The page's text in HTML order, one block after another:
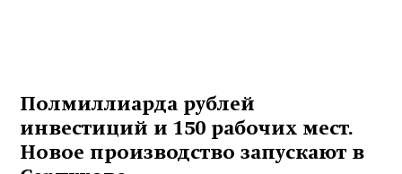
Полмиллиарда рублей
инвестиций и 150 рабочих мест.
Новое производство запускают в